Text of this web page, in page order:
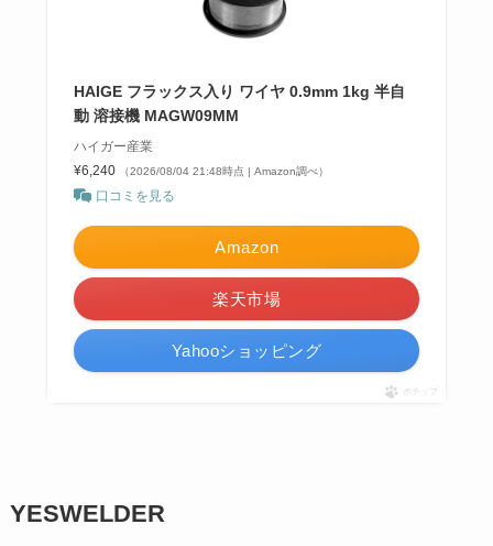
HAIGE フラックス入り ワイヤ 0.9mm 1kg 半自
動 溶接機 MAGW09MM
ハイガー産業
¥6,240
（2026/08/04 21:48時点 | Amazon調べ）
口コミを見る
Amazon
楽天市場
Yahooショッピング
ポチップ
YESWELDER